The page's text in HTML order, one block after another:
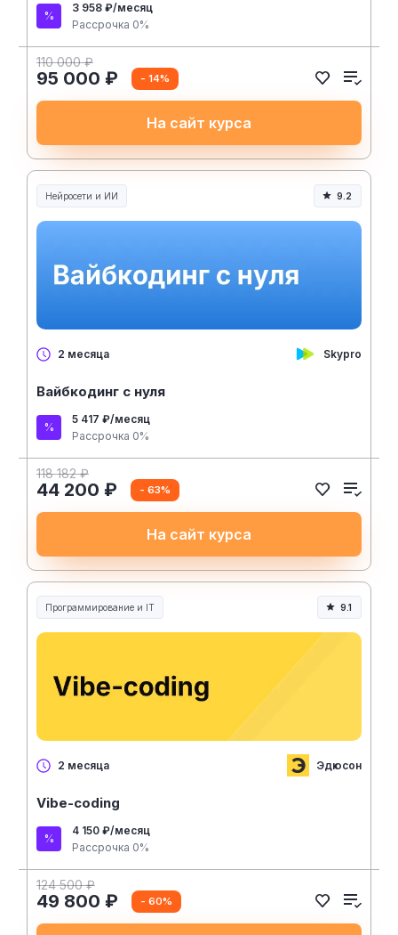
3 958 ₽/месяц
Рассрочка 0%
110 000 ₽
95 000 ₽ - 14%
На сайт курса
Нейросети и ИИ
Нейросети и искусственный интеллект
9.2
2 месяца Skypro
Вайбкодинг с нуля
5 417 ₽/месяц
Рассрочка 0%
118 182 ₽
44 200 ₽ - 63%
На сайт курса
Программирование и IT 9.1
2 месяца Эдюсон
Vibe-coding
4 150 ₽/месяц
Рассрочка 0%
124 500 ₽
49 800 ₽ - 60%